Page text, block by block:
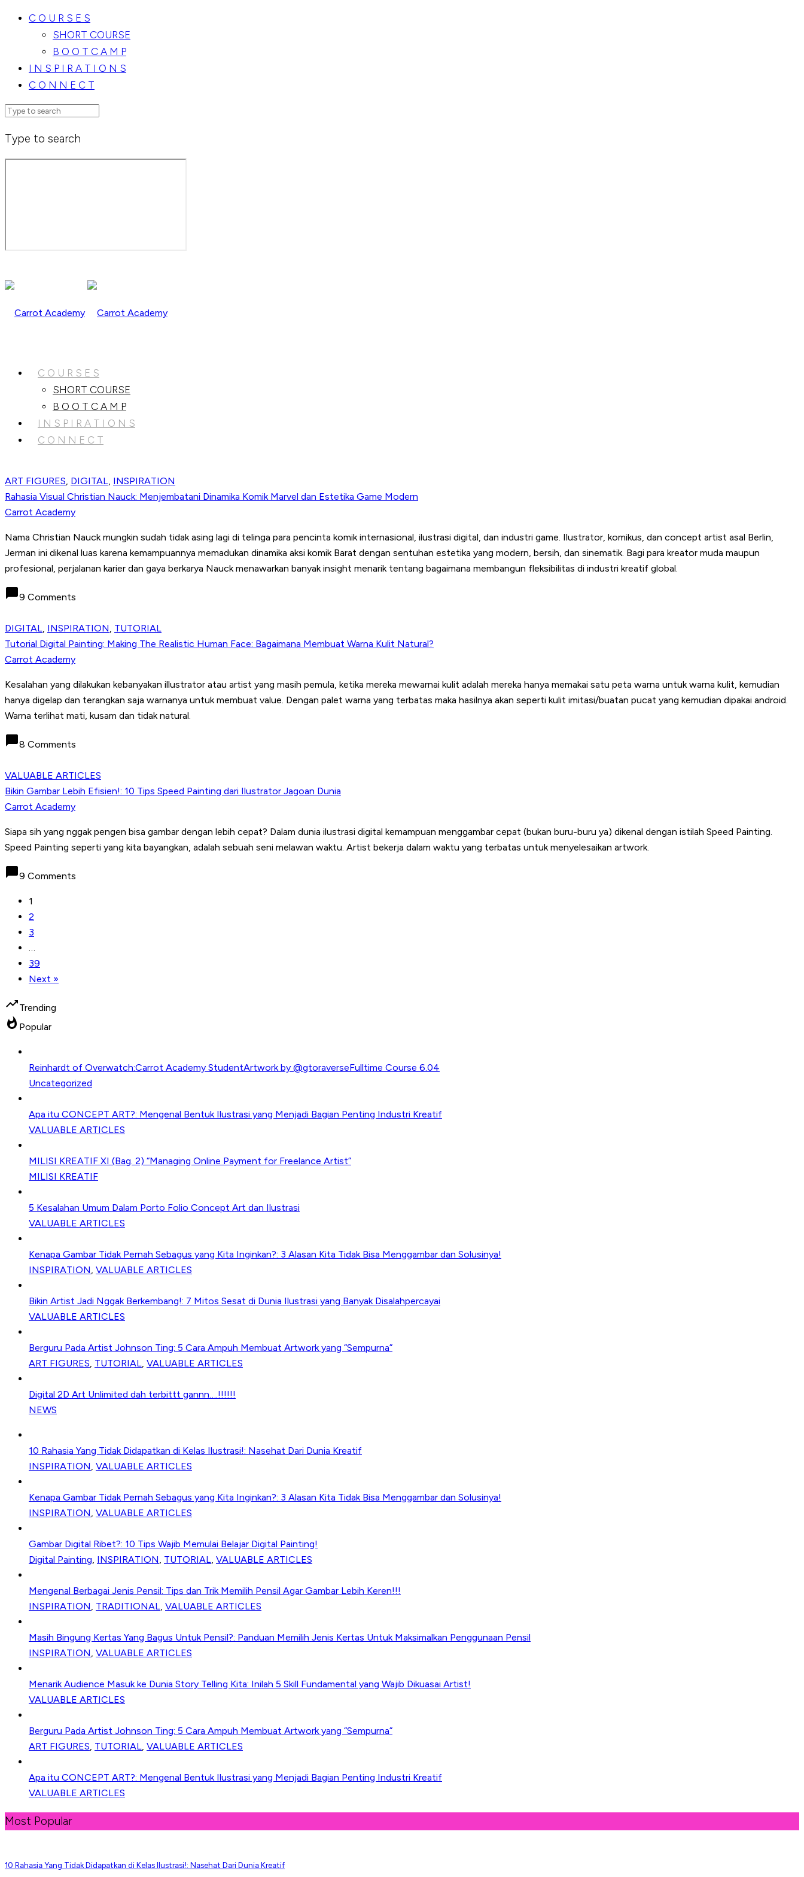
C O U R S E S
SHORT COURSE
B O O T C A M P
I N S P I R A T I O N S
C O N N E C T
Type to search
C O U R S E S
SHORT COURSE
B O O T C A M P
I N S P I R A T I O N S
C O N N E C T
ART FIGURES, DIGITAL, INSPIRATION
Rahasia Visual Christian Nauck: Menjembatani Dinamika Komik Marvel dan Estetika Game Modern
Carrot Academy
Nama Christian Nauck mungkin sudah tidak asing lagi di telinga para pencinta komik internasional, ilustrasi digital, dan industri game. Ilustrator, komikus, dan concept artist asal Berlin,
Jerman ini dikenal luas karena kemampuannya memadukan dinamika aksi komik Barat dengan sentuhan estetika yang modern, bersih, dan sinematik. Bagi para kreator muda maupun
profesional, perjalanan karier dan gaya berkarya Nauck menawarkan banyak insight menarik tentang bagaimana membangun fleksibilitas di industri kreatif global.
chat_bubble9 Comments
DIGITAL, INSPIRATION, TUTORIAL
Tutorial Digital Painting: Making The Realistic Human Face: Bagaimana Membuat Warna Kulit Natural?
Carrot Academy
Kesalahan yang dilakukan kebanyakan illustrator atau artist yang masih pemula, ketika mereka mewarnai kulit adalah mereka hanya memakai satu peta warna untuk warna kulit, kemudian
hanya digelap dan terangkan saja warnanya untuk membuat value. Dengan palet warna yang terbatas maka hasilnya akan seperti kulit imitasi/buatan pucat yang kemudian dipakai android.
Warna terlihat mati, kusam dan tidak natural.
chat_bubble8 Comments
VALUABLE ARTICLES
Bikin Gambar Lebih Efisien!: 10 Tips Speed Painting dari Ilustrator Jagoan Dunia
Carrot Academy
Siapa sih yang nggak pengen bisa gambar dengan lebih cepat? Dalam dunia ilustrasi digital kemampuan menggambar cepat (bukan buru-buru ya) dikenal dengan istilah Speed Painting.
Speed Painting seperti yang kita bayangkan, adalah sebuah seni melawan waktu. Artist bekerja dalam waktu yang terbatas untuk menyelesaikan artwork.
chat_bubble9 Comments
1
2
3
…
39
Next »
trending_upTrending
whatshot Popular
Reinhardt of Overwatch:Carrot Academy StudentArtwork by @gtoraverseFulltime Course 6.04
Uncategorized
Apa itu CONCEPT ART?: Mengenal Bentuk Ilustrasi yang Menjadi Bagian Penting Industri Kreatif
VALUABLE ARTICLES
MILISI KREATIF XI (Bag. 2) “Managing Online Payment for Freelance Artist”
MILISI KREATIF
5 Kesalahan Umum Dalam Porto Folio Concept Art dan Ilustrasi
VALUABLE ARTICLES
Kenapa Gambar Tidak Pernah Sebagus yang Kita Inginkan?: 3 Alasan Kita Tidak Bisa Menggambar dan Solusinya!
INSPIRATION, VALUABLE ARTICLES
Bikin Artist Jadi Nggak Berkembang!: 7 Mitos Sesat di Dunia Ilustrasi yang Banyak Disalahpercayai
VALUABLE ARTICLES
Berguru Pada Artist Johnson Ting: 5 Cara Ampuh Membuat Artwork yang “Sempurna”
ART FIGURES, TUTORIAL, VALUABLE ARTICLES
Digital 2D Art Unlimited dah terbittt gannn….!!!!!!
NEWS
10 Rahasia Yang Tidak Didapatkan di Kelas Ilustrasi!: Nasehat Dari Dunia Kreatif
INSPIRATION, VALUABLE ARTICLES
Kenapa Gambar Tidak Pernah Sebagus yang Kita Inginkan?: 3 Alasan Kita Tidak Bisa Menggambar dan Solusinya!
INSPIRATION, VALUABLE ARTICLES
Gambar Digital Ribet?: 10 Tips Wajib Memulai Belajar Digital Painting!
Digital Painting, INSPIRATION, TUTORIAL, VALUABLE ARTICLES
Mengenal Berbagai Jenis Pensil: Tips dan Trik Memilih Pensil Agar Gambar Lebih Keren!!!
INSPIRATION, TRADITIONAL, VALUABLE ARTICLES
Masih Bingung Kertas Yang Bagus Untuk Pensil?: Panduan Memilih Jenis Kertas Untuk Maksimalkan Penggunaan Pensil
INSPIRATION, VALUABLE ARTICLES
Menarik Audience Masuk ke Dunia Story Telling Kita: Inilah 5 Skill Fundamental yang Wajib Dikuasai Artist!
VALUABLE ARTICLES
Berguru Pada Artist Johnson Ting: 5 Cara Ampuh Membuat Artwork yang “Sempurna”
ART FIGURES, TUTORIAL, VALUABLE ARTICLES
Apa itu CONCEPT ART?: Mengenal Bentuk Ilustrasi yang Menjadi Bagian Penting Industri Kreatif
VALUABLE ARTICLES
Most Popular
10 Rahasia Yang Tidak Didapatkan di Kelas Ilustrasi!: Nasehat Dari Dunia Kreatif